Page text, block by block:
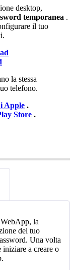
desktop,
temporanea .
il tuo
.
la stessa
telefono.
Apple .
Store .
WebApp, la
del tuo
. Una volta
iniziare a creare o
.